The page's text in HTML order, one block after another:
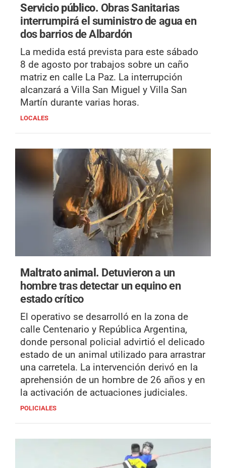
Servicio público. Obras Sanitarias
interrumpirá el suministro de agua en
dos barrios de Albardón
La medida está prevista para este sábado
8 de agosto por trabajos sobre un caño
matriz en calle La Paz. La interrupción
alcanzará a Villa San Miguel y Villa San
Martín durante varias horas.
LOCALES
Maltrato animal. Detuvieron a un
hombre tras detectar un equino en
estado crítico
El operativo se desarrolló en la zona de
calle Centenario y República Argentina,
donde personal policial advirtió el delicado
estado de un animal utilizado para arrastrar
una carretela. La intervención derivó en la
aprehensión de un hombre de 26 años y en
la activación de actuaciones judiciales.
POLICIALES